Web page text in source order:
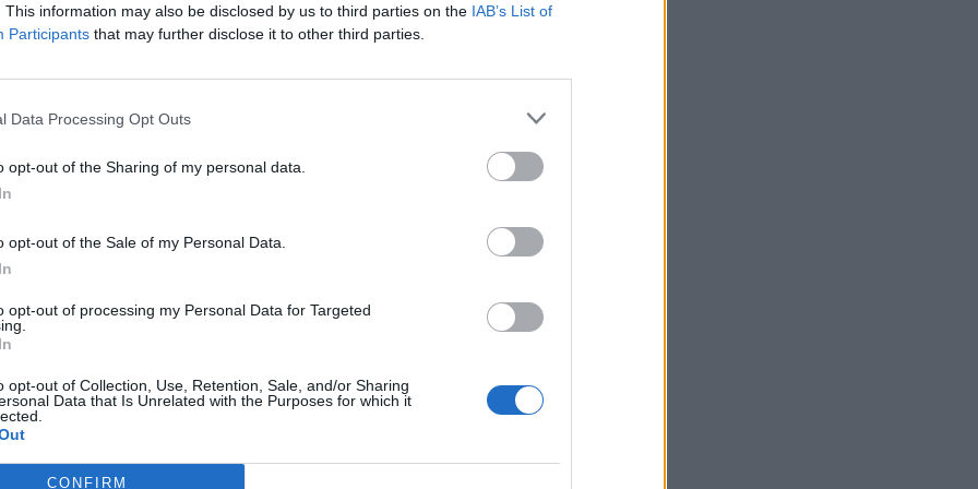
This information may also be disclosed by us to third parties on the IAB’s List of
Participants that may further disclose it to other third parties.
Data Processing Opt Outs
opt-out of the Sharing of my personal data.
opt-out of the Sale of my Personal Data.
opt-out of processing my Personal Data for Targeted
opt-out of Collection, Use, Retention, Sale, and/or Sharing
Data that Is Unrelated with the Purposes for which it
CONFIRM
2026Agentic AI, fintech harc és digitális bankolás - Technológiai és üzleti deep dive
November 10-én jön a Portfolio Banking Technology, regisztráció és részletek
portfolio.hu hírarchívumához tartozik, melynek olvasása előfizetéses
tartalmazza:
cikkarchívum
elmúlt 2 év napon belüli
Előfizetés